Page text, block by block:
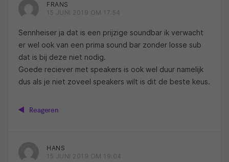
FRANS
15 JUNI 2019 OM 17:54
Sennheiser ja dat is een prijzige soundbar ik verwacht
er wel ook van een prima sound bar zonder losse sub
dat is bij deze niet nodig.
Goede reciever met speakers is ook wel duur namelijk
dus als je niet zoveel speakers wilt is dit de beste keus.
Reageren
HANS
15 JUNI 2019 OM 19:04